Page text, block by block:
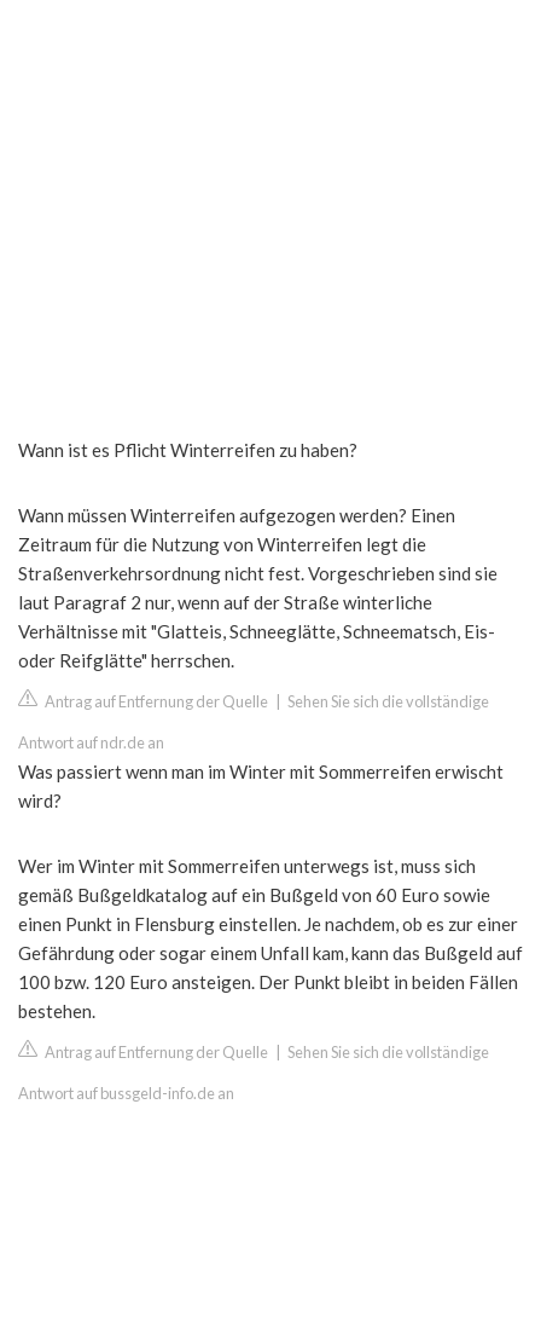
Wann ist es Pflicht Winterreifen zu haben?
Wann müssen Winterreifen aufgezogen werden? Einen
Zeitraum für die Nutzung von Winterreifen legt die
Straßenverkehrsordnung nicht fest. Vorgeschrieben sind sie
laut Paragraf 2 nur, wenn auf der Straße winterliche
Verhältnisse mit "Glatteis, Schneeglätte, Schneematsch, Eis-
oder Reifglätte" herrschen.
Antrag auf Entfernung der Quelle Sehen Sie sich die vollständige
Antwort auf ndr.de an
Was passiert wenn man im Winter mit Sommerreifen erwischt
wird?
Wer im Winter mit Sommerreifen unterwegs ist, muss sich
gemäß Bußgeldkatalog auf ein Bußgeld von 60 Euro sowie
einen Punkt in Flensburg einstellen. Je nachdem, ob es zur einer
Gefährdung oder sogar einem Unfall kam, kann das Bußgeld auf
100 bzw. 120 Euro ansteigen. Der Punkt bleibt in beiden Fällen
bestehen.
Antrag auf Entfernung der Quelle Sehen Sie sich die vollständige
Antwort auf bussgeld-info.de an